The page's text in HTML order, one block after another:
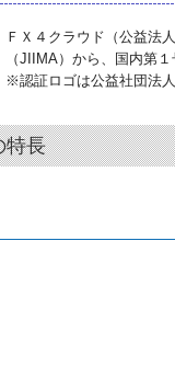
ＦＸ４クラウド（公益法
（JIIMA）から、国内第
※認証ロゴは公益社団法
特長